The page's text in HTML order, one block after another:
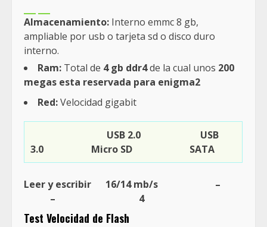
Almacenamiento: Interno emmc 8 gb,
ampliable por usb o tarjeta sd o disco duro
interno.
Ram: Total de 4 gb ddr4de la cual unos 200
megas esta reservada para enigma2
Red:Velocidad gigabit
USB 2.0 USB
3.0 Micro SD SATA
Leer y escribir 16/14 mb/s –
– 4
Test Velocidad de Flash